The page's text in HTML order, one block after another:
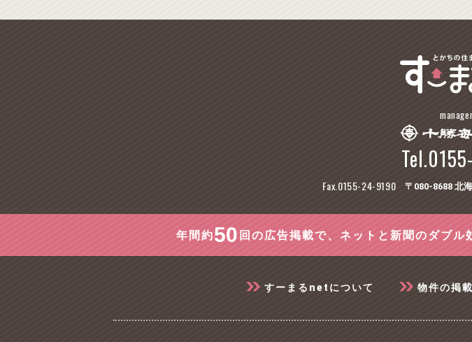
Fax.0155-24-9190 〒080-8688 北
年間約50 回の広告掲載で、ネットと新聞のダブ
すーまるnetについて 物件の掲